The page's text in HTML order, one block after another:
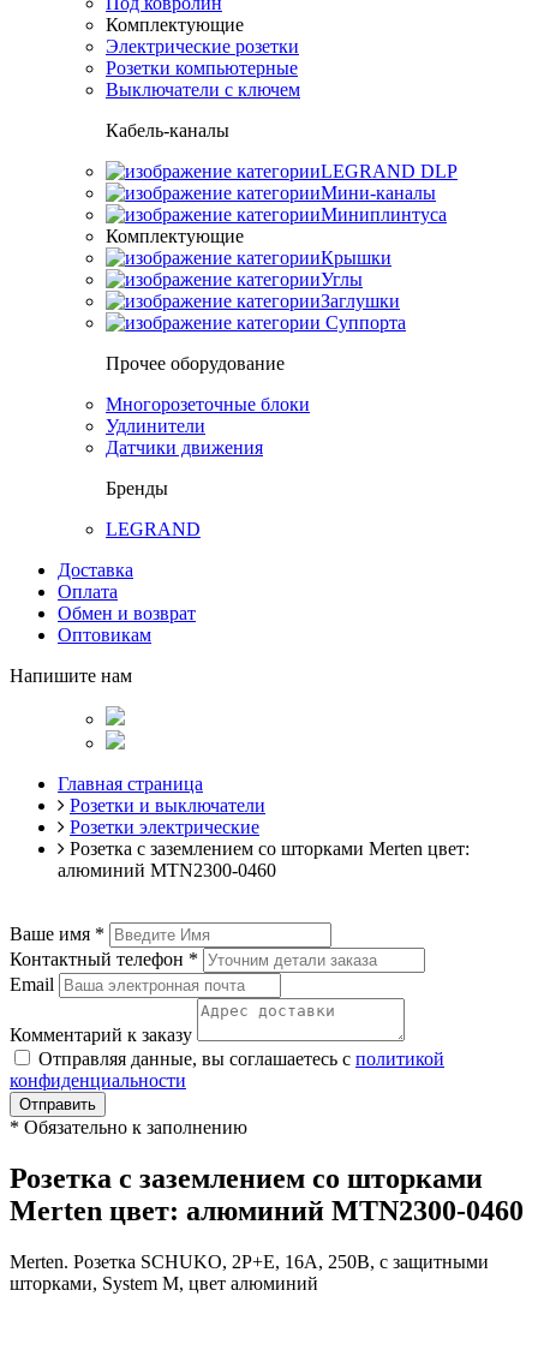
Комплектующие
Электрические розетки
Розетки компьютерные
Выключатели с ключем
Кабель-каналы
LEGRAND DLP
Мини-каналы
Миниплинтуса
Комплектующие
Крышки
Углы
Заглушки
Суппорта
Прочее оборудование
Многорозеточные блоки
Удлинители
Датчики движения
Бренды
LEGRAND
Доставка
Оплата
Обмен и возврат
Оптовикам
Напишите нам
Главная страница
Розетки и выключатели
Розетки электрические
Розетка с заземлением со шторками Merten цвет:
алюминий MTN2300-0460
Ваше имя *
Контактный телефон *
Email
Комментарий к заказу
Отправляя данные, вы соглашаетесь с политикой
конфиденциальности
Отправить
* Обязательно к заполнению
Розетка с заземлением со шторками
Merten цвет: алюминий MTN2300-0460
Merten. Розетка SCHUKO, 2P+E, 16А, 250В, с защитными
шторками, System M, цвет алюминий